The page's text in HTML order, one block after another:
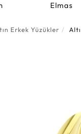
Elmas
Erkek Yüzükler